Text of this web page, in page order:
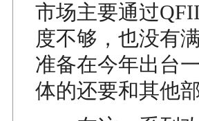
市场主要通过
度不够，也没有
准备在今年出台
体的还要和其他